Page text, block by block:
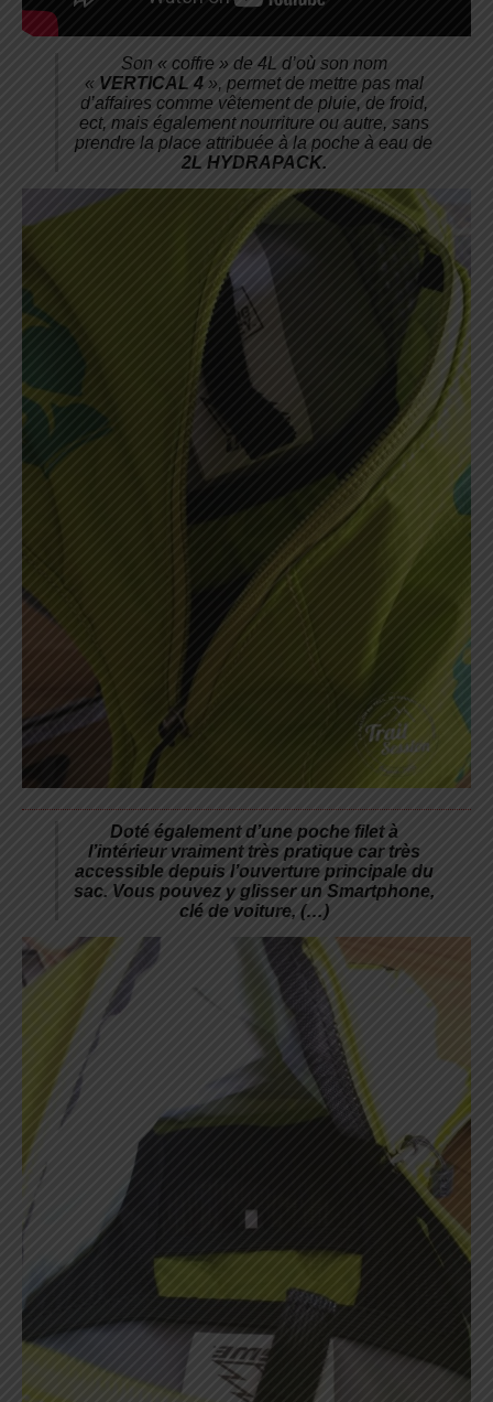
Son « coffre » de 4L d’où son nom
« VERTICAL 4», permet de mettre pas mal
d’affaires comme vêtement de pluie, de froid,
ect, mais également nourriture ou autre, sans
prendre la place attribuée à la poche à eau de
2L HYDRAPACK.
Doté également d’une poche filet à
l’intérieur vraiment très pratique car très
accessible depuis l’ouverture principale du
sac. Vous pouvez y glisser un Smartphone,
clé de voiture, (…)